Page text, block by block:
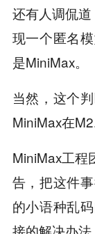
还有人调侃
现一个匿名
是MiniMax。
当然，这个
MiniMax在
MiniMax工程
告，把这件
的小语种乱